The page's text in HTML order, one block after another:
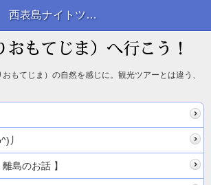
西表島ナイトツアーと2時間の日中ショートツアー | ブログ
もてじま）の自然を感じに。観光ツアーとは違う、
丿
島のお話 】